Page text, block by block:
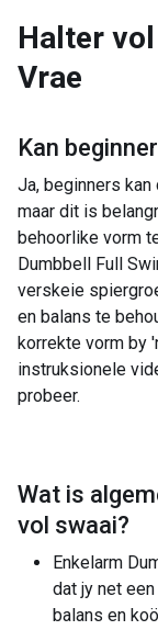
Halter
Vrae
Kan
Ja, beginners
maar dit is
behoorlike vorm
Dumbbell Full
verskeie
en balans te
korrekte vorm by
instruksionele
probeer.
Wat is
vol swaai?
Enkelarm
dat jy net
balans en